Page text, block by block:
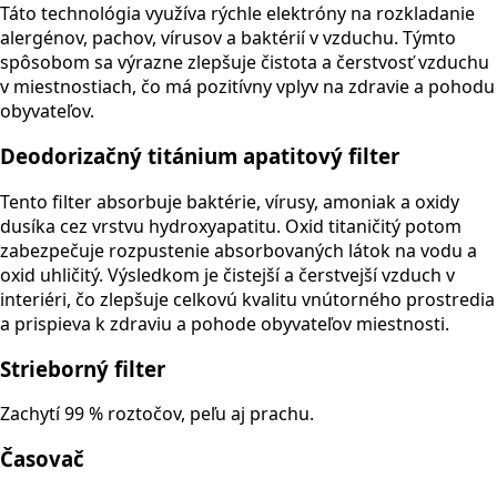
Táto technológia využíva rýchle elektróny na rozkladanie
alergénov, pachov, vírusov a baktérií v vzduchu. Týmto
spôsobom sa výrazne zlepšuje čistota a čerstvosť vzduchu
v miestnostiach, čo má pozitívny vplyv na zdravie a pohodu
obyvateľov.
Deodorizačný titánium apatitový filter
Tento filter absorbuje baktérie, vírusy, amoniak a oxidy
dusíka cez vrstvu hydroxyapatitu. Oxid titaničitý potom
zabezpečuje rozpustenie absorbovaných látok na vodu a
oxid uhličitý. Výsledkom je čistejší a čerstvejší vzduch v
interiéri, čo zlepšuje celkovú kvalitu vnútorného prostredia
a prispieva k zdraviu a pohode obyvateľov miestnosti.
Strieborný filter
Zachytí 99 % roztočov, peľu aj prachu.
Časovač